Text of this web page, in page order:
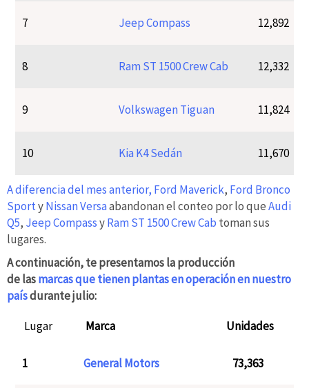
7 Jeep Compass 12,892
8 Ram ST 1500 Crew Cab 12,332
9 Volkswagen Tiguan 11,824
10 Kia K4 Sedán 11,670
A diferencia del mes anterior, Ford Maverick, Ford Bronco
SportyNissan Versaabandonan el conteo por lo queAudi
Q5, Jeep CompassyRam ST 1500 Crew Cab toman sus
lugares.
A continuación, te presentamos la producción
de lasmarcas que tienen plantas en operación en nuestro
paísdurante julio:
Lugar Marca Unidades
1 General Motors 73,363